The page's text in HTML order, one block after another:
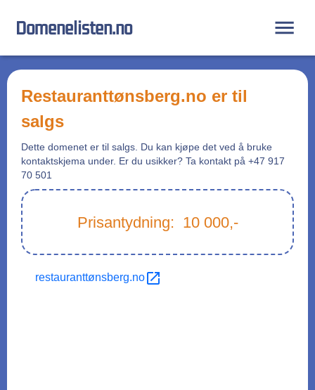
Domenelisten.no
restauranttønsberg.no er til
salgs
Dette domenet er til salgs. Du kan kjøpe det ved å bruke
kontaktskjema under. Er du usikker? Ta kontakt på +47 917
70 501
Prisantydning: 10 000,-
restauranttønsberg.no